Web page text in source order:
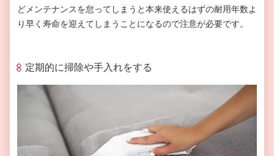
どメンテナンスを怠ってしまうと本来使えるはずの耐用年数よ
り早く寿命を迎えてしまうことになるので注意が必要です。
定期的に掃除や手入れをする